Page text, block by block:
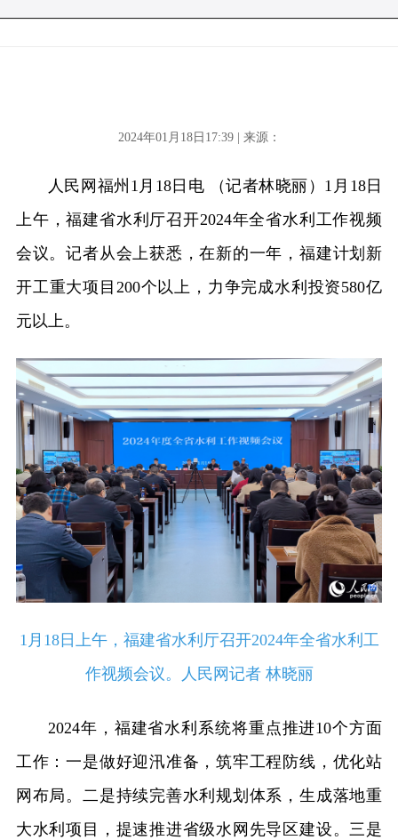
2024年01月18日17:39 | 来源：
人民网福州1月18日电 （记者林晓丽）1月18日
上午，福建省水利厅召开2024年全省水利工作视频
会议。记者从会上获悉，在新的一年，福建计划新
开工重大项目200个以上，力争完成水利投资580亿
元以上。
1月18日上午，福建省水利厅召开2024年全省水利工
作视频会议。人民网记者 林晓丽
2024年，福建省水利系统将重点推进10个方面
工作：一是做好迎汛准备，筑牢工程防线，优化站
网布局。二是持续完善水利规划体系，生成落地重
大水利项目，提速推进省级水网先导区建设。三是